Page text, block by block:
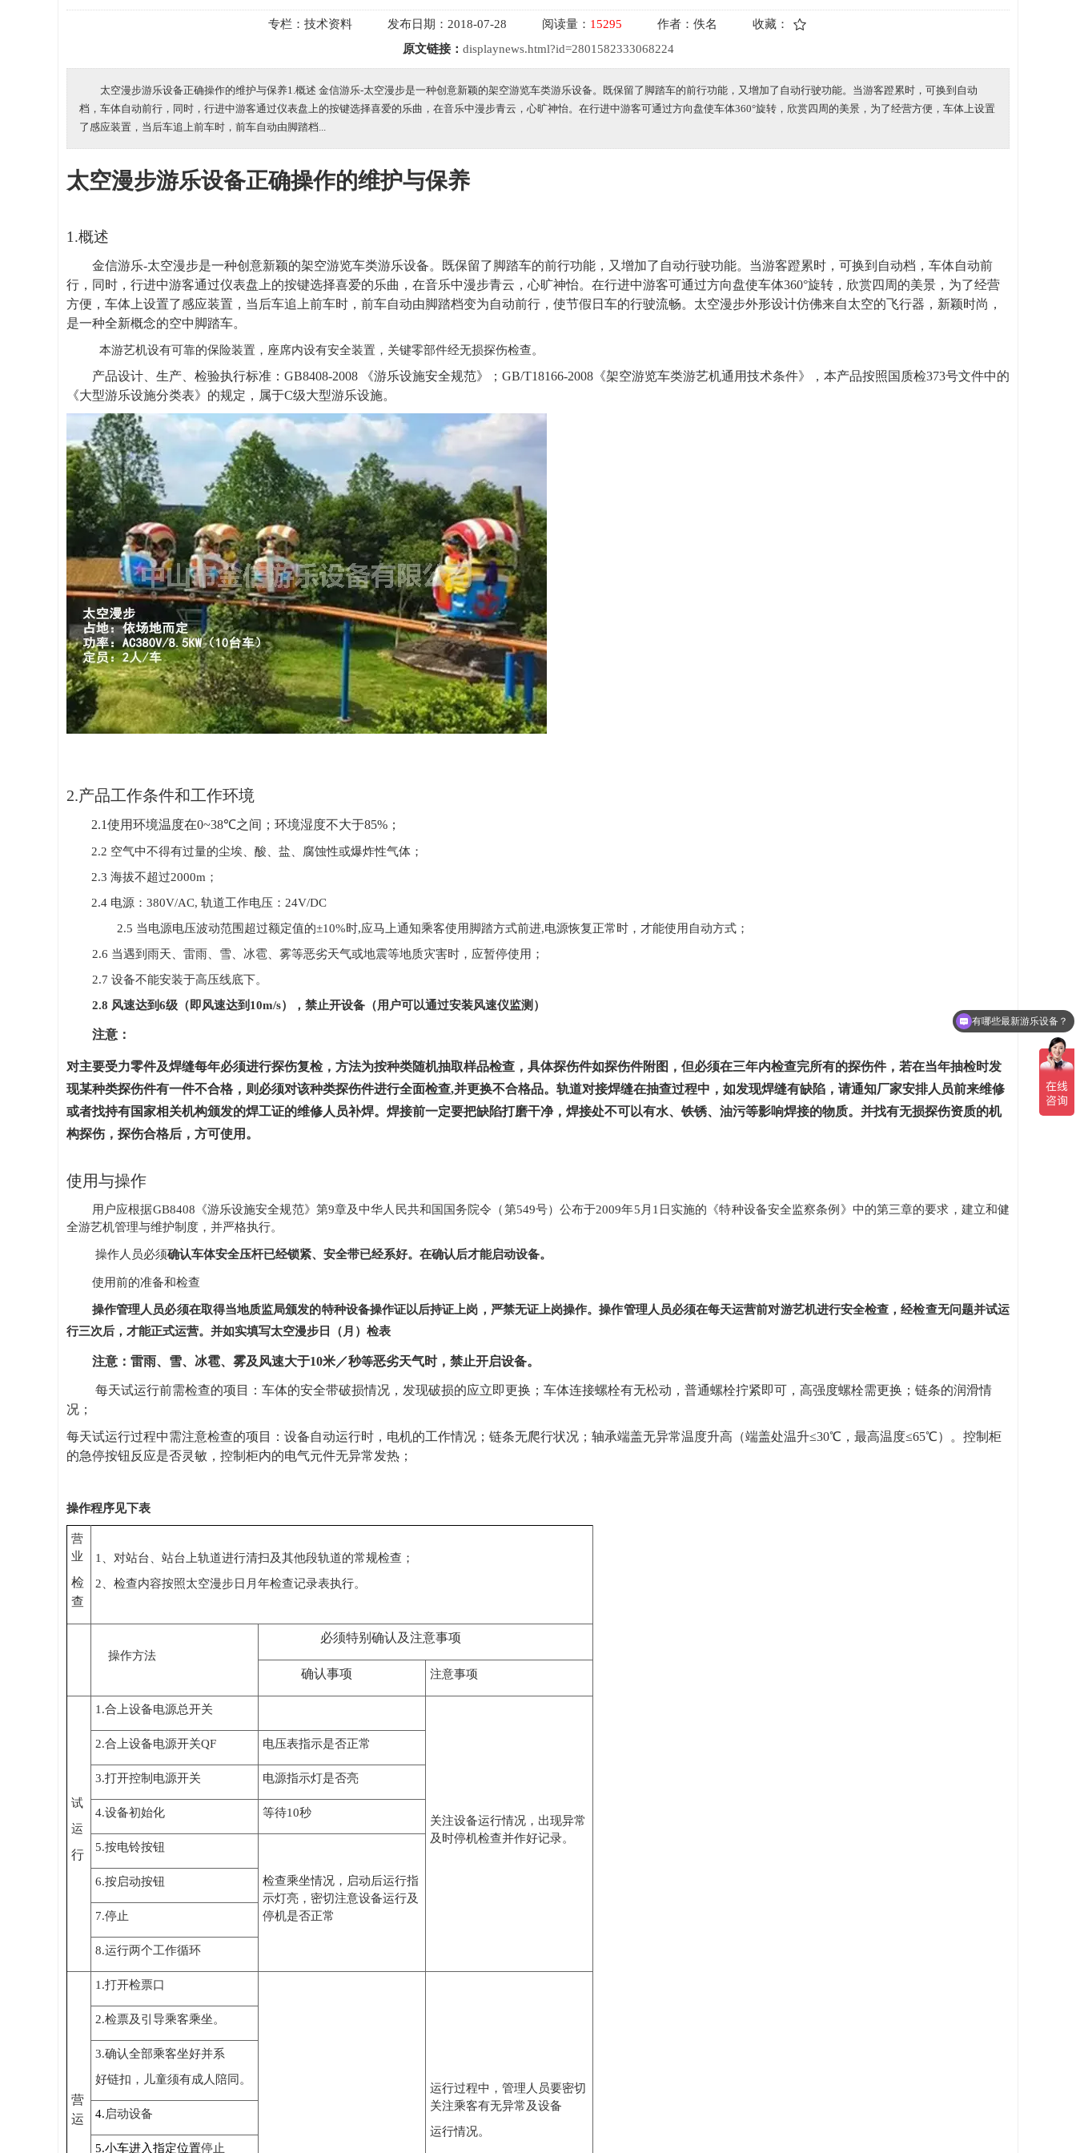
专栏： 技术资料 发布日期： 2018-07-28 阅读量： 15295 作者： 佚名
收藏：
原文链接： displaynews.html?id=2801582333068224
太空漫步游乐设备正确操作的维护与保养1.概述 金信游乐-太空漫步是一种创意新颖的架空游览车类游乐设备。既保留了脚踏车的前行功能，又增加了自动行驶功能。当游客蹬累时，可换到自动
档，车体自动前行，同时，行进中游客通过仪表盘上的按键选择喜爱的乐曲，在音乐中漫步青云，心旷神怡。在行进中游客可通过方向盘使车体360°旋转，欣赏四周的美景，为了经营方便，车体上设置
了感应装置，当后车追上前车时，前车自动由脚踏档...
太空漫步游乐设备正确操作的维护与保养
1.概述
金信游乐-太空漫步是一种创意新颖的架空游览车类游乐设备。既保留了脚踏车的前行功能，又增加了自动行驶功能。当游客蹬累时，可换到自动档，车体自动前
行，同时，行进中游客通过仪表盘上的按键选择喜爱的乐曲，在音乐中漫步青云，心旷神怡。在行进中游客可通过方向盘使车体360°旋转，欣赏四周的美景，为了经营
方便，车体上设置了感应装置，当后车追上前车时，前车自动由脚踏档变为自动前行，使节假日车的行驶流畅。太空漫步外形设计仿佛来自太空的飞行器，新颖时尚，
是一种全新概念的空中脚踏车。
本游艺机设有可靠的保险装置，座席内设有安全装置，关键零部件经无损探伤检查。
产品设计、生产、检验执行标准： GB8408-2008 《游乐设施安全规范》； GB/T18166-2008 《架空游览车类游艺机通用技术条件》，本产品按照国质检373号文件中的
《大型游乐设施分类表》的规定，属于C级大型游乐设施。
2.产品工作条件和工作环境
2.1使用环境温度在0~38℃之间；环境湿度不大于85% ；
2.2 空气中不得有过量的尘埃、酸、盐、腐蚀性或爆炸性气体；
2.3 海拔不超过2000m ；
2.4 电源： 380V/AC, 轨道工作电压： 24V/DC
2.5 当电源电压波动范围超过额定值的±10%时,应马上通知乘客使用脚踏方式前进,电源恢复正常时，才能使用自动方式；
2.6 当遇到雨天、雷雨、雪、冰雹、雾等恶劣天气或地震等地质灾害时，应暂停使用；
2.7 设备不能安装于高压线底下。
2.8 风速达到6级（即风速达到 10m/s），禁止开设备（用户可以通过安装风速仪监测）
注意：
对主要受力零件及焊缝每年必须进行探伤复检，方法为按种类随机抽取样品检查，具体探伤件如探伤件附图，但必须在三年内检查完所有的探伤件，若在当年抽检时发
现某种类探伤件有一件不合格，则必须对该种类探伤件进行全面检查,并更换不合格品。轨道对接焊缝在抽查过程中，如发现焊缝有缺陷，请通知厂家安排人员前来维修
或者找持有国家相关机构颁发的焊工证的维修人员补焊。焊接前一定要把缺陷打磨干净，焊接处不可以有水、铁锈、油污等影响焊接的物质。并找有无损探伤资质的机
构探伤，探伤合格后，方可使用。
使用与操作
用户应根据GB8408 《游乐设施安全规范》第9章及中华人民共和国国务院令（第549号）公布于2009年5 月 1 日实施的《特种设备安全监察条例》中的第三章的要求，建立和健
全游艺机管理与维护制度，并严格执行。
操作人员必须确认车体安全压杆已经锁紧、安全带已经系好。在确认后才能启动设备。
使用前的准备和检查
操作管理人员必须在取得当地质监局颁发的特种设备操作证以后持证上岗，严禁无证上岗操作。操作管理人员必须在每天运营前对游艺机进行安全检查，经检查无问题并试运
行三次后，才能正式运营。并如实填写太空漫步日（月）检表
注意： 雷雨、雪、冰雹、雾及风速大于10米／秒等恶劣天气时，禁止开启设备。
每天试运行前需检查的项目：车体的安全带破损情况，发现破损的应立即更换；车体连接螺栓有无松动，普通螺栓拧紧即可，高强度螺栓需更换；链条的润滑情
况；
每天试运行过程中需注意检查的项目：设备自动运行时，电机的工作情况；链条无爬行状况；轴承端盖无异常温度升高（端盖处温升≤30℃，最高温度≤65℃）。控制柜
的急停按钮反应是否灵敏，控制柜内的电气元件无异常发热；
操作程序见下表
营
业
检
查
1
、对站台、站台上轨道进行清扫及其他段轨道的常规检查；
2 、检查内容按照太空漫步日月年检查记录表执行。
操作方法
必须特别确认及注意事项
确认事项 注意事项
试
运
行
1.合上设备电源总开关
关注设备运行情况，出现异常
及时停机检查并作好记录。
2.合上设备电源开关QF 电压表指示是否正常
3.打开控制电源开关 电源指示灯是否亮
4.设备初始化 等待10秒
5.按电铃按钮
检查乘坐情况，启动后运行指
示灯亮，密切注意设备运行及
停机是否正常
6.按启动按钮
7.停止
8.运行两个工作循环
营
运
1.打开检票口
运行过程中，管理人员要密切
关注乘客有无异常及设备
运行情况。
2.检票及引导乘客乘坐。
3.确认全部乘客坐好并系
好链扣，儿童须有成人陪同。
4.启动设备
5.小车进入指定位置停止
有哪些最新游乐设备？